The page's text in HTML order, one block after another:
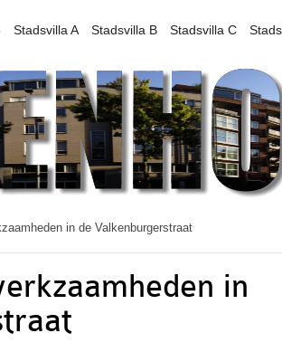
Stadsvilla A Stadsvilla B Stadsvilla C
in de Valkenburgerstraat
in